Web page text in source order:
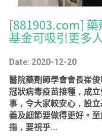
[881903.com]
基金可吸引更多
Date: 2020-12-20
醫院藥劑師學會會長崔
冠狀病毒疫苗接種，成
事，令大家較安心，設
義及細節要做得更好。
指，要視乎...